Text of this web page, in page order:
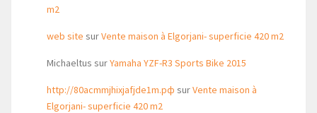
m2
web site surVente maison à Elgorjani- superficie 420 m2
Michaeltus surYamaha YZF-R3 Sports Bike 2015
http://80acmmjhixjafjde1m.рф surVente maison à
Elgorjani- superficie 420 m2